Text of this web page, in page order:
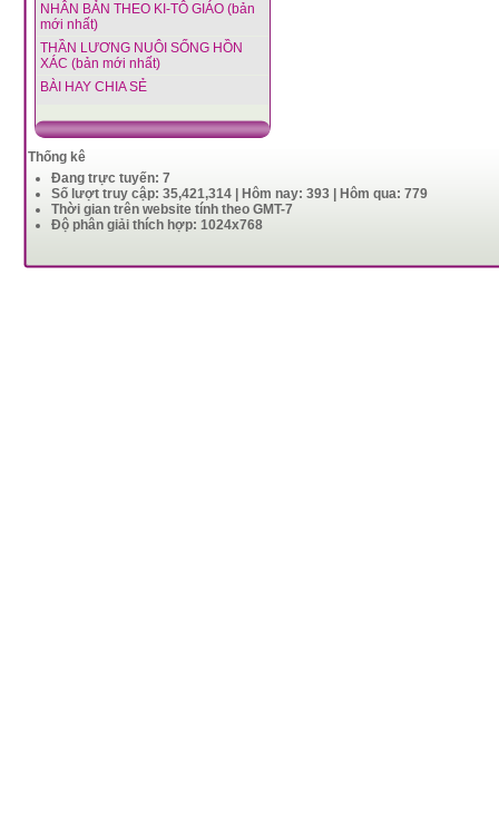
NHÂN BẢN THEO KI-TÔ GIÁO (bản
mới nhất)
THẦN LƯƠNG NUÔI SỐNG HỒN
XÁC (bản mới nhất)
BÀI HAY CHIA SẺ
Thống kê
Đang trực tuyến: 7
Số lượt truy cập: 35,421,314 | Hôm nay: 393 | Hôm qua: 779
Thời gian trên website tính theo GMT-7
Độ phân giải thích hợp: 1024x768